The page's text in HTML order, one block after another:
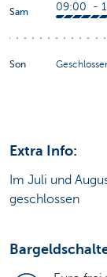
Sam 09:00 -
Son
Extra Info:
Im Juli und
geschlossen